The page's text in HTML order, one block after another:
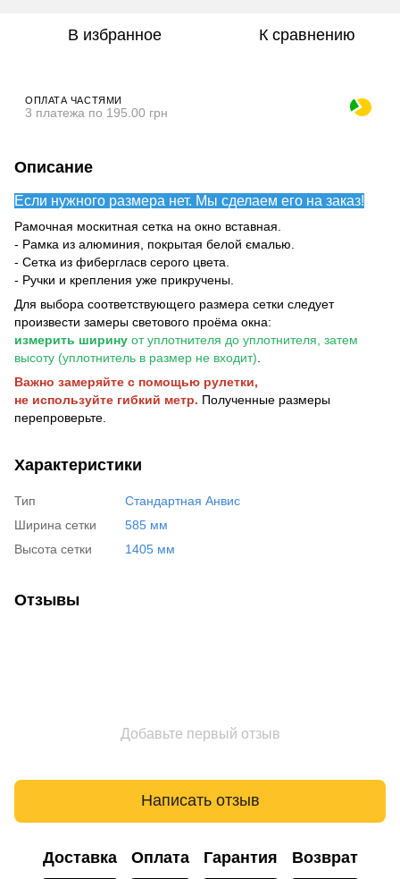
В избранное К сравнению
ОПЛАТА ЧАСТЯМИ
3 платежа по 195.00 грн
Описание
Если нужного размера нет. Мы сделаем его на заказ!
Рамочная москитная сетка на окно вставная.
- Рамка из алюминия, покрытая белой ємалью.
- Сетка из фибергласв серого цвета.
- Ручки и крепления уже прикручены.
Для выбора соответствующего размера сетки следует
произвести замеры светового проёма окна:
измерить ширину от уплотнителя до уплотнителя, затем
высоту (уплотнитель в размер не входит)
Важно замеряйте с помощью рулетки,
не используйте гибкий метр. Полученные размеры
перепроверьте.
Характеристики
Тип
Стандартная Анвис
Ширина сетки
585 мм
Высота сетки
1405 мм
Отзывы
Добавьте первый отзыв
Написать отзыв
Доставка Оплата Гарантия Возврат